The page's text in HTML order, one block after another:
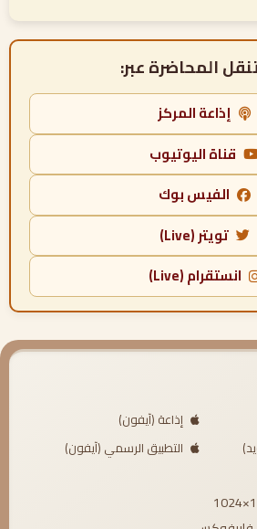
المحاضرة عبر:
إذاعة المركز
قناة اليوتيوب
الفيس بوك
تويتر (Live)
انستقرام (Live)
إذاعة (آيفون)
التطبيق الرسمي (آيفون)